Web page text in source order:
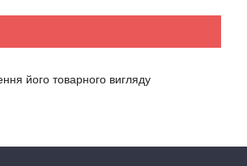
його товарного вигляду